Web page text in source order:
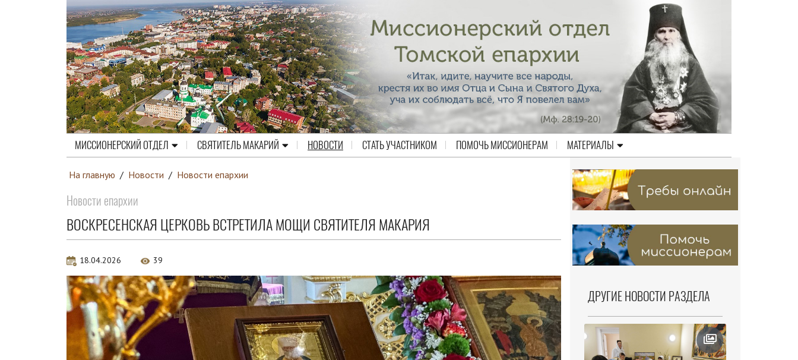
МИССИОНЕРСКИЙ ОТДЕЛ СВЯТИТЕЛЬ МАКАРИЙ НОВОСТИ СТАТЬ УЧАСТНИКОМ ПОМОЧЬ МИССИОНЕРАМ МАТЕРИАЛЫ
На главную / Новости / Новости епархии
Новости епархии
ВОСКРЕСЕНСКАЯ ЦЕРКОВЬ ВСТРЕТИЛА МОЩИ СВЯТИТЕЛЯ МАКАРИЯ
18.04.2026 39
ДРУГИЕ НОВОСТИ РАЗДЕЛА